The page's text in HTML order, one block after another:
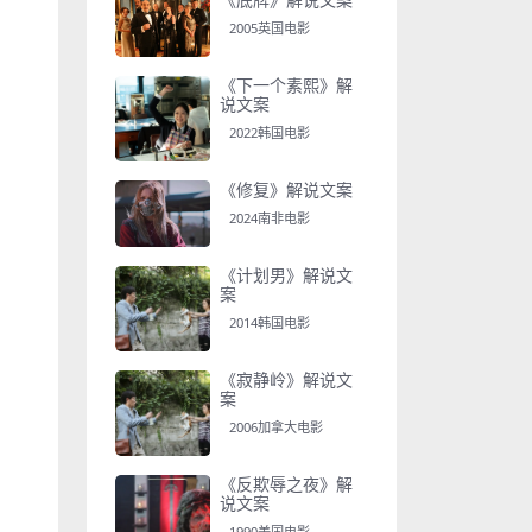
2005英国电影
《下一个素熙》解
说文案
2022韩国电影
《修复》解说文案
2024南非电影
《计划男》解说文
案
2014韩国电影
《寂静岭》解说文
案
2006加拿大电影
《反欺辱之夜》解
说文案